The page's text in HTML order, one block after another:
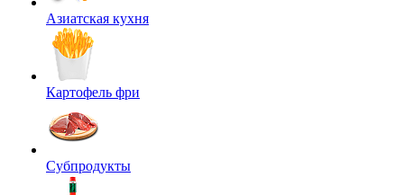
Азиатская кухня
Картофель фри
Субпродукты